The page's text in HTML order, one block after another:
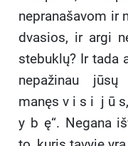
nepranašavom ir
dvasios, ir argi
stebuklų? Ir tada
nepažinau
manęs v i s i j ū
y b ę“. Negana